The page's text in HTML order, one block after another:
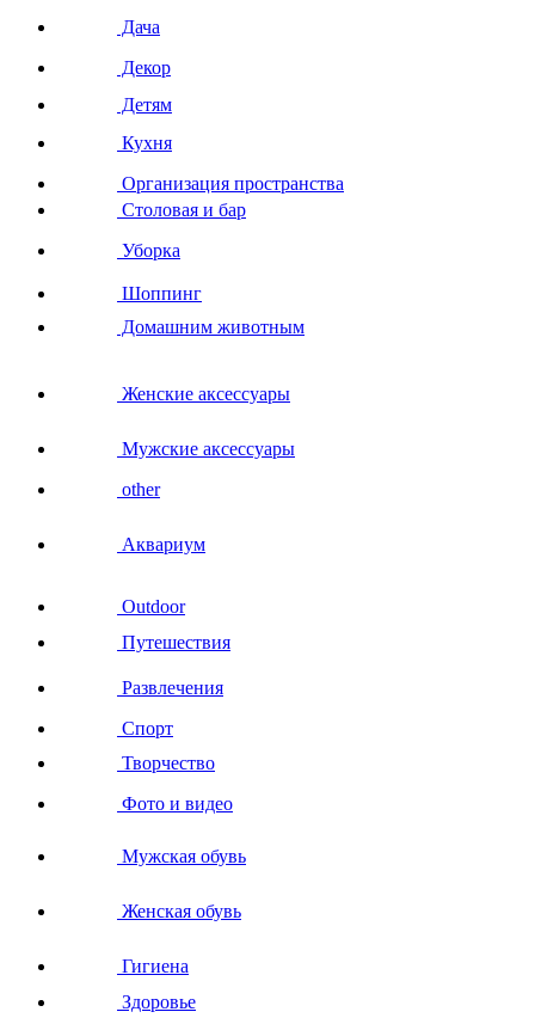
Дача
Декор
Детям
Кухня
Организация пространства
Столовая и бар
Уборка
Шоппинг
Домашним животным
Женские аксессуары
Мужские аксессуары
other
Аквариум
Outdoor
Путешествия
Развлечения
Спорт
Творчество
Фото и видео
Мужская обувь
Женская обувь
Гигиена
Здоровье